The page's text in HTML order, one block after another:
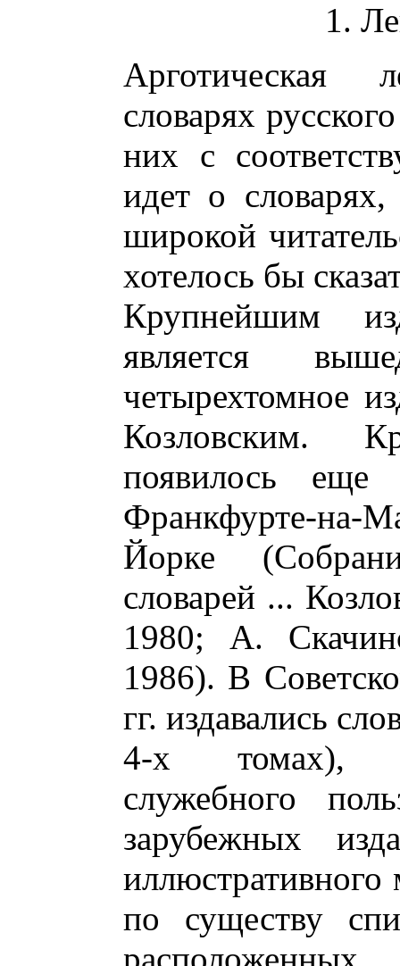
1.
Арготическая
словарях
них с
идет о
широкой
хотелось бы
Крупнейшим
является
четырехтомное
Козловским.
появилось еще
Франкфурте-
Йорке
словарей ...
1980; А.
1986). В
гг. издавались
4-х томах),
служебного
зарубежных
иллюстративного
по существу